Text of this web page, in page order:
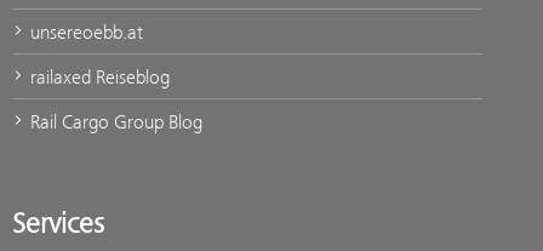
unsereoebb.at
railaxed Reiseblog
Rail Cargo Group Blog
Services